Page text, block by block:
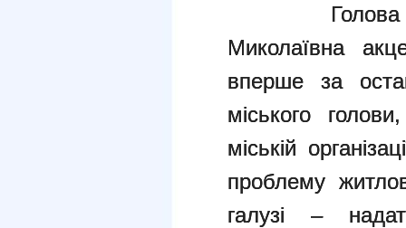
Голова
Миколаївна
вперше за
міського
міській
проблему
галузі –